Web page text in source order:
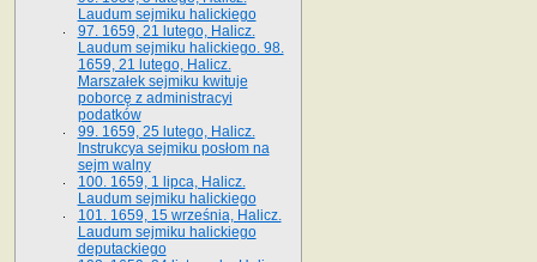
Laudum sejmiku halickiego
97. 1659, 21 lutego, Halicz.
Laudum sejmiku halickiego. 98.
1659, 21 lutego, Halicz.
Marszałek sejmiku kwituje
poborcę z administracyi
podatków
99. 1659, 25 lutego, Halicz.
Instrukcya sejmiku posłom na
sejm walny
100. 1659, 1 lipca, Halicz.
Laudum sejmiku halickiego
101. 1659, 15 września, Halicz.
Laudum sejmiku halickiego
deputackiego